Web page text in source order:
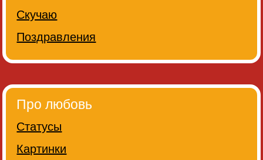
Скучаю
Поздравления
Про любовь
Статусы
Картинки